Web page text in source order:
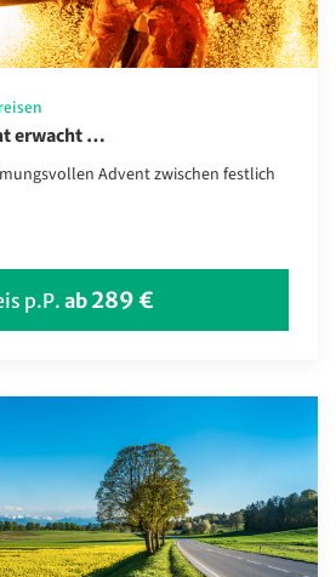
erwacht …
Advent zwischen festlich
p.P. ab 289 €